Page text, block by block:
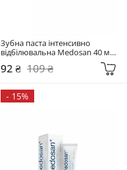
Зубна паста інтенсивно
відбілювальна Medosan 40 мл
92 ₴ 109 ₴
- 15%